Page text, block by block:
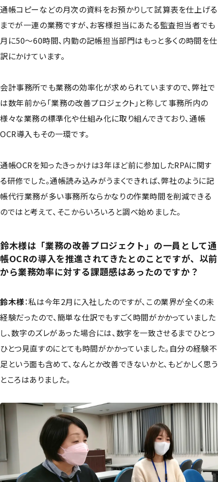
通帳コピーなどの月次の資料をお預かりして試算表を仕上げる
までが一連の業務ですが、お客様担当にあたる監査担当者でも
月に50〜60時間、内勤の記帳担当部門はもっと多くの時間を仕
訳にかけています。
会計事務所でも業務の効率化が求められていますので、弊社で
は数年前から「業務の改善プロジェクト」と称して事務所内の
様々な業務の標準化や仕組み化に取り組んできており、通帳
OCR導入もその一環です。
通帳OCRを知ったきっかけは3年ほど前に参加したRPAに関す
る研修でした。通帳読み込みがうまくできれば、弊社のように記
帳代行業務が多い事務所ならかなりの作業時間を削減できる
のではと考えて、そこからいろいろと調べ始めました。
鈴木様は「業務の改善プロジェクト」の一員として通
帳OCRの導入を推進されてきたとのことですが、以前
から業務効率に対する課題感はあったのですか？
鈴木様：私は今年2月に入社したのですが、この業界が全くの未
経験だったので、簡単な仕訳でもすごく時間がかかっていました
し、数字のズレがあった場合には、数字を一致させるまでひとつ
ひとつ見直すのにとても時間がかかっていました。自分の経験不
足という面も含めて、なんとか改善できないかと、もどかしく思う
ところはありました。